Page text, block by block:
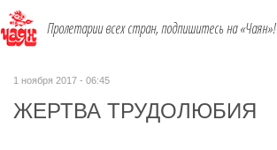
Пролетарии всех стран, подпишитесь на «Чаян»!
1 ноября 2017 - 06:45
ЖЕРТВА ТРУДОЛЮБИЯ